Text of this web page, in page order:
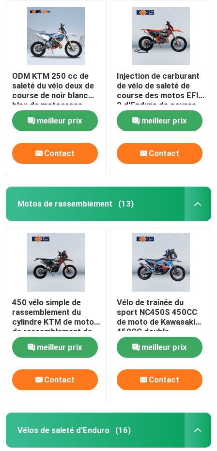
ODM KTM 250 cc de
saleté du vélo deux de
course de noir blanc
bleu de motocross
meilleur prix
Contact
Injection de carburant
de vélo de saleté de
course des motos EFI
2 d'Enduro de course
de Kews deux
meilleur prix
Contact
Motos de rassemblement (13)
450 vélo simple de
rassemblement du
cylindre KTM de motos
de rassemblement de
cc NC450
meilleur prix
Contact
Vélo de traînée du
sport NC450S 450CC
de moto de Kawasaki
450CC double
meilleur prix
Contact
Vélos de saleté d'Enduro (16)